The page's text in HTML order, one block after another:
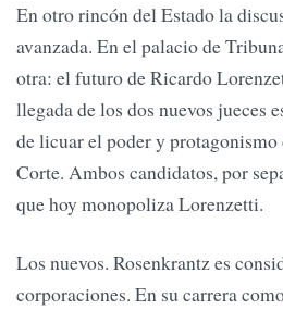
En otro rincón del Estado la
avanzada. En el palacio de
otra: el futuro de Ricardo
llegada de los dos nuevos jueces
de licuar el poder y protagonismo
Corte. Ambos candidatos, por
que hoy monopoliza Lorenzetti.
Los nuevos. Rosenkrantz es
corporaciones. En su carrera